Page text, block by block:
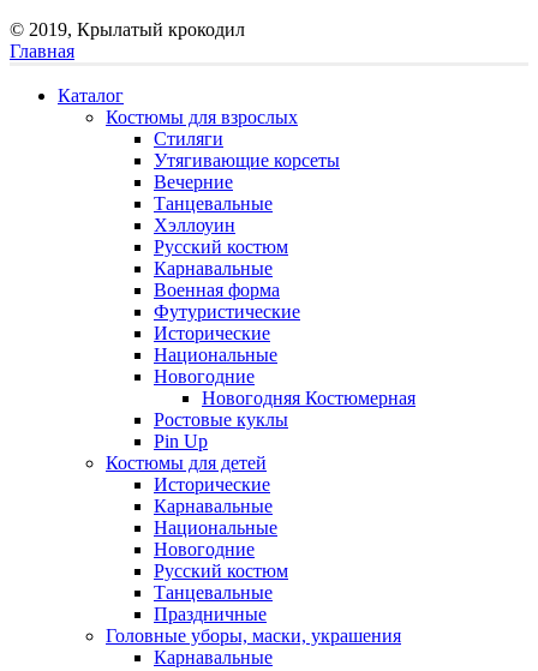
© 2019, Крылатый крокодил
Главная
Каталог
Костюмы для взрослых
Стиляги
Утягивающие корсеты
Вечерние
Танцевальные
Хэллоуин
Русский костюм
Карнавальные
Военная форма
Футуристические
Исторические
Национальные
Новогодние
Новогодняя Костюмерная
Ростовые куклы
Pin Up
Костюмы для детей
Исторические
Карнавальные
Национальные
Новогодние
Русский костюм
Танцевальные
Праздничные
Головные уборы, маски, украшения
Карнавальные